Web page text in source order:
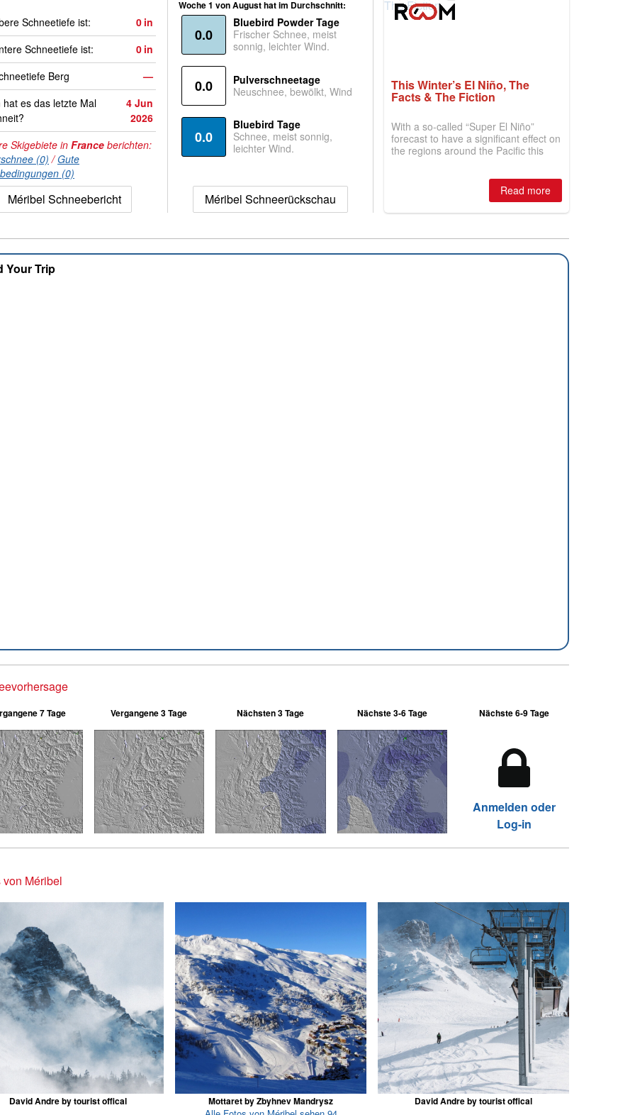
Schneetiefe ist: 0 in
Schneetiefe ist:
0 in
Berg
—
hat es das letzte Mal
4 Jun
2026
Skigebiete in France berichten:
(0)/Gute
(0)
Méribel Schneebericht
Woche 1 von August hat im Durchschnitt:
0.0
Bluebird Powder Tage
Frischer Schnee, meist
sonnig, leichter Wind.
0.0
Pulverschneetage
Neuschnee, bewölkt, Wind
0.0
Bluebird Tage
Schnee, meist sonnig,
leichter Wind.
Méribel Schneerückschau
This Winter’s El Niño, The
Facts & The Fiction
With a so-called “Super El Niño”
forecast to have a significant effect on
the regions around the Pacific this
where are the best odds?Read more
Your Trip
7 Tage Vergangene 3 Tage Nächsten 3 Tage Nächste 3-6 Tage Nächste 6-9 Tage
Anmelden oder
Log-in
von Méribel
David Andre by tourist offical Mottaret by Zbyhnev Mandrysz David Andre by tourist offical